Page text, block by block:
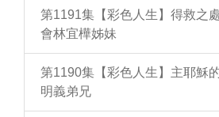
第1191集【彩色人生】得救之
會林宜樺姊妹
第1190集【彩色人生】主耶穌
明義弟兄